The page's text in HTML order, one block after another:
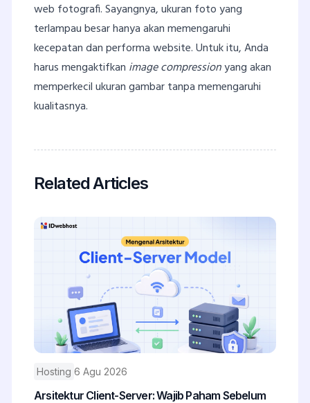
web fotografi. Sayangnya, ukuran foto yang
terlampau besar hanya akan memengaruhi
kecepatan dan performa website. Untuk itu, Anda
harus mengaktifkan image compressionyang akan
memperkecil ukuran gambar tanpa memengaruhi
kualitasnya.
Related Articles
Hosting 6 Agu 2026
Arsitektur Client-Server: Wajib Paham Sebelum